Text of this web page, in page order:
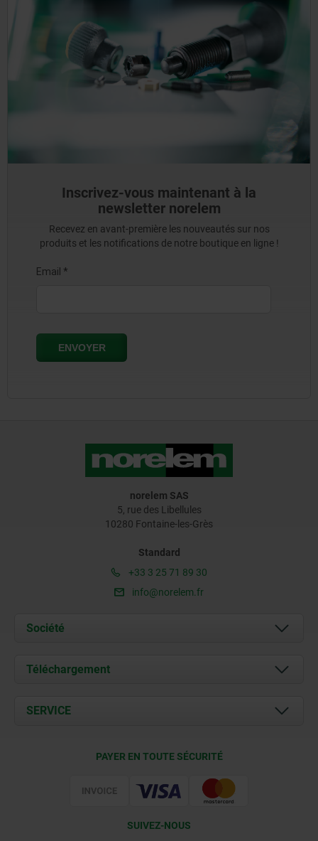
Inscrivez-vous maintenant à la
newsletter norelem
Recevez en avant-première les nouveautés sur nos
produits et les notifications de notre boutique en ligne !
norelem SAS
5, rue des Libellules
10280 Fontaine-les-Grès
Standard
+33 3 25 71 89 30
info@norelem.fr
Société
À propos de nous
Contact
Téléchargement
Documents
SERVICE
PAYER EN TOUTE SÉCURITÉ
SUIVEZ-NOUS